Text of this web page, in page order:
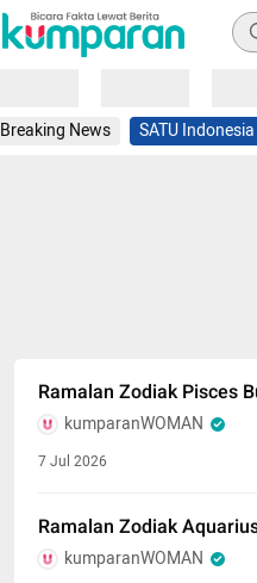
Breaking News SATU
Ramalan Zodiak Pisces
kumparanWOMAN
7 Jul 2026
Ramalan Zodiak
kumparanWOMAN